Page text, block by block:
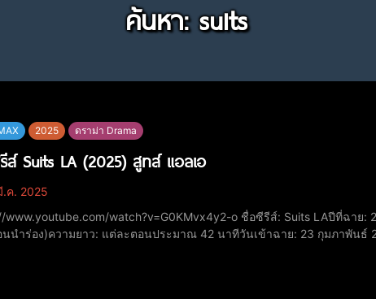
ค้นหา: suits
2025 ดราม่า Drama
ส์ Suits LA (2025) สูทส์ แอลเอ
.ค. 2025
watch?v=G0KMvx4y2-o ชื่อซีรีส์: Suits LA​ปีที่ฉาย: 2025​หมวดหมู่: ดราม่ากฎหมาย​ผู้กำกับ: วิกตอเรีย มาโฮ
นำร่อง)​ความยาว: แต่ละตอนประมาณ 42 นาที​วันเข้าฉาย: 23 กุมภาพันธ์